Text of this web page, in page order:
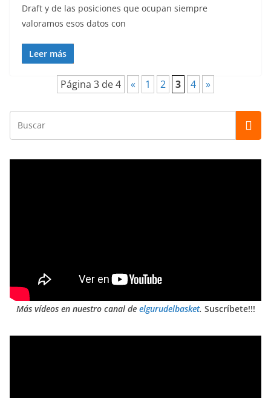
Draft y de las posiciones que ocupan siempre
valoramos esos datos con
Leer más
Página 3 de 4 « 1 2 3 4 »
Más vídeos en nuestro canal de elgurudelbasket. Suscríbete!!!